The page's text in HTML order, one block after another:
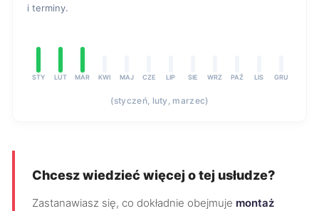
i terminy.
STY LUT MAR KWI MAJ CZE LIP SIE WRZ PAŹ LIS GRU
(styczeń, luty, marzec)
Chcesz wiedzieć więcej o tej usłudze?
Zastanawiasz się, co dokładnie obejmuje montaż